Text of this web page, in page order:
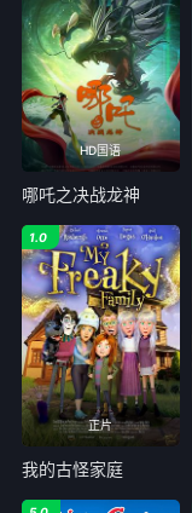
HD国语
哪吒之决战龙神
正片
1.0
我的古怪家庭